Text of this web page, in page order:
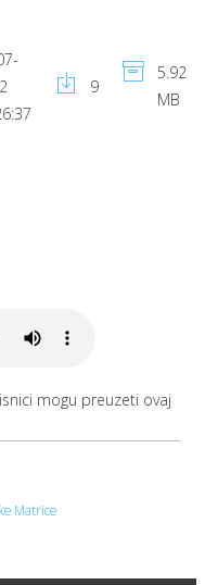
9
5.92
MB
mogu preuzeti ovaj
Matrice